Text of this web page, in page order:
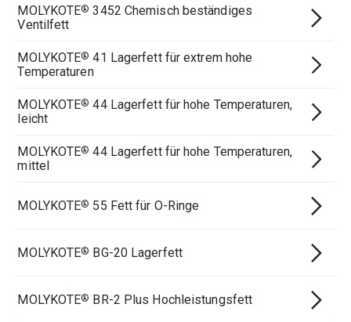
MOLYKOTE® 3452 Chemisch beständiges
Ventilfett
MOLYKOTE® 41 Lagerfett für extrem hohe
Temperaturen
MOLYKOTE® 44 Lagerfett für hohe Temperaturen,
leicht
MOLYKOTE® 44 Lagerfett für hohe Temperaturen,
mittel
MOLYKOTE® 55 Fett für O-Ringe
MOLYKOTE® BG-20 Lagerfett
MOLYKOTE® BR-2 Plus Hochleistungsfett